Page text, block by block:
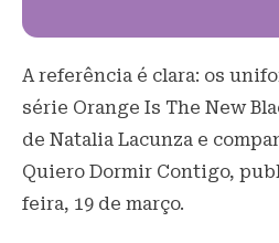
A referência é clara: os
série Orange Is The New
de Natalia Lacunza e
Quiero Dormir Contigo,
feira, 19 de março.